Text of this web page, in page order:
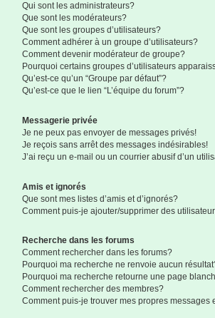
Qui sont les administrateurs?
Que sont les modérateurs?
Que sont les groupes d’utilisateurs?
Comment adhérer à un groupe d’utilisateurs?
Comment devenir modérateur de groupe?
Pourquoi certains groupes d’utilisateurs
Qu’est-ce qu’un “Groupe par défaut”?
Qu’est-ce que le lien “L’équipe du forum”?
Messagerie privée
Je ne peux pas envoyer de messages privés!
Je reçois sans arrêt des messages indésirables!
J’ai reçu un e-mail ou un courrier abusif d’un
Amis et ignorés
Que sont mes listes d’amis et d’ignorés?
Comment puis-je ajouter/supprimer des
Recherche dans les forums
Comment rechercher dans les forums?
Pourquoi ma recherche ne renvoie aucun
Pourquoi ma recherche retourne une page
Comment rechercher des membres?
Comment puis-je trouver mes propres messages